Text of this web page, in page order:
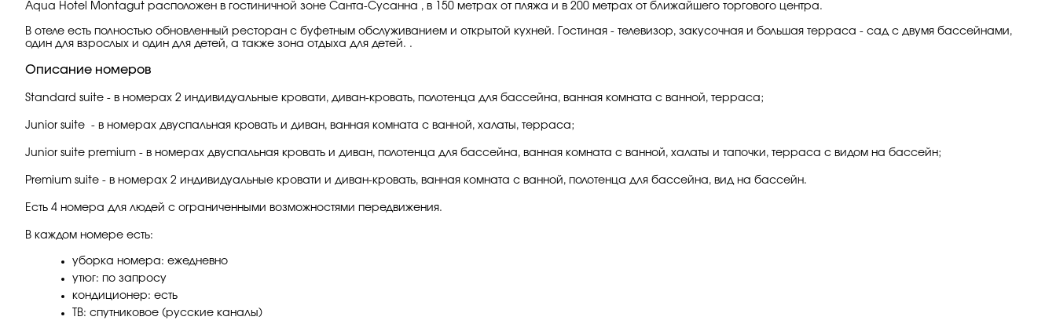
Aqua Hotel Montagut расположен в гостиничной зоне Санта-Сусанна , в 150 метрах от пляжа и в 200 метрах от ближайшего торгового центра.
В отеле есть полностью обновленный ресторан с буфетным обслуживанием и открытой кухней. Гостиная - телевизор, закусочная и большая терраса - сад с двумя бассейнами,
один для взрослых и один для детей, а также зона отдыха для детей. .
Описание номеров
Standard suitе - в номерах 2 индивидуальные кровати, диван-кровать, полотенца для бассейна, ванная комната с ванной, терраса;
Junior suite - в номерах двуспальная кровать и диван, ванная комната с ванной, халаты, терраса;
Junior suite premium - в номерах двуспальная кровать и диван, полотенца для бассейна, ванная комната с ванной, халаты и тапочки, терраса с видом на бассейн;
Premium suite - в номерах 2 индивидуальные кровати и диван-кровать, ванная комната с ванной, полотенца для бассейна, вид на бассейн.
Есть 4 номера для людей с ограниченными возможностями передвижения.
В каждом номере есть:
уборка номера: ежедневно
утюг: по запросу
кондиционер: есть
ТВ: спутниковое (русские каналы)